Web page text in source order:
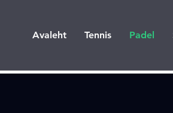
Avaleht Tennis Padel